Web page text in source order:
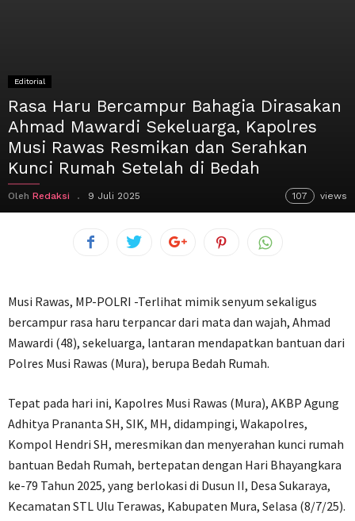
Editorial
Rasa Haru Bercampur Bahagia Dirasakan
Ahmad Mawardi Sekeluarga, Kapolres
Musi Rawas Resmikan dan Serahkan
Kunci Rumah Setelah di Bedah
Oleh Redaksi 9 Juli 2025 107 views
Musi Rawas, MP-POLRI -Terlihat mimik senyum sekaligus
bercampur rasa haru terpancar dari mata dan wajah, Ahmad
Mawardi (48), sekeluarga, lantaran mendapatkan bantuan dari
Polres Musi Rawas (Mura), berupa Bedah Rumah.
Tepat pada hari ini, Kapolres Musi Rawas (Mura), AKBP Agung
Adhitya Prananta SH, SIK, MH, didampingi, Wakapolres,
Kompol Hendri SH, meresmikan dan menyerahan kunci rumah
bantuan Bedah Rumah, bertepatan dengan Hari Bhayangkara
ke-79 Tahun 2025, yang berlokasi di Dusun II, Desa Sukaraya,
Kecamatan STL Ulu Terawas, Kabupaten Mura, Selasa (8/7/25).